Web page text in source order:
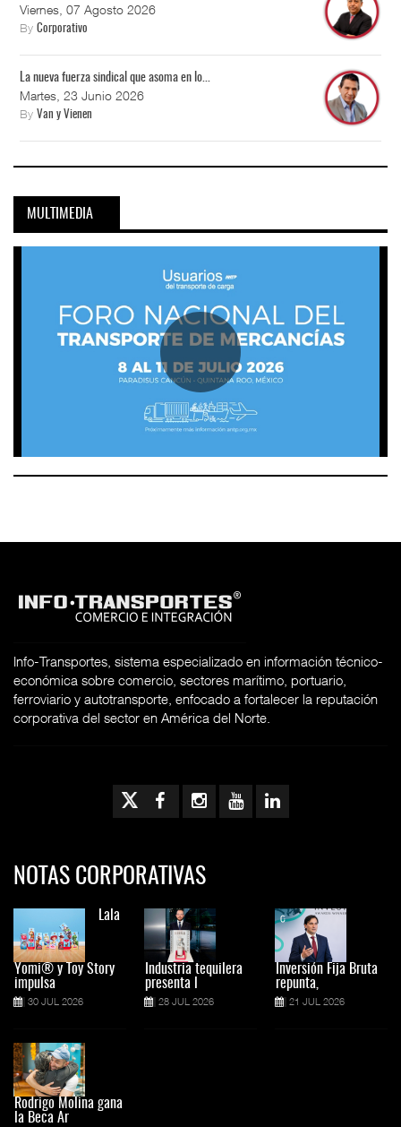
Viernes, 07 Agosto 2026
By Corporativo
La nueva fuerza sindical que asoma en lo...
Martes, 23 Junio 2026
By Van y Vienen
MULTIMEDIA
Info-Transportes, sistema especializado en información técnico-
económica sobre comercio, sectores marítimo, portuario,
ferroviario y autotransporte, enfocado a fortalecer la reputación
corporativa del sector en América del Norte.
NOTAS CORPORATIVAS
Lala
Yomi® y Toy Story
impulsa
30 JUL 2026
Rodrigo Molina gana
la Beca Ar
Industria tequilera
presenta l
28 JUL 2026
Inversión Fija Bruta
repunta,
21 JUL 2026